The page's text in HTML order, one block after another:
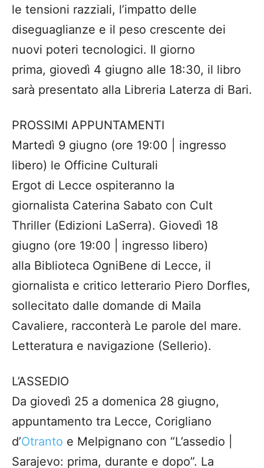
le tensioni razziali, l’impatto delle
diseguaglianze e il peso crescente dei
nuovi poteri tecnologici. Il giorno
prima, giovedì 4 giugno alle 18:30, il libro
sarà presentato alla Libreria Laterza di Bari.
PROSSIMI APPUNTAMENTI
Martedì 9 giugno (ore 19:00 | ingresso
libero) le Officine Culturali
Ergot di Lecce ospiteranno la
giornalista Caterina Sabato con Cult
Thriller (Edizioni LaSerra). Giovedì 18
giugno (ore 19:00 | ingresso libero)
alla Biblioteca OgniBene di Lecce, il
giornalista e critico letterario Piero Dorfles,
sollecitato dalle domande di Maila
Cavaliere, racconterà Le parole del mare.
Letteratura e navigazione (Sellerio).
L’ASSEDIO
Da giovedì 25 a domenica 28 giugno,
appuntamento tra Lecce, Corigliano
d’Otranto e Melpignano con “L’assedio |
Sarajevo: prima, durante e dopo”. La